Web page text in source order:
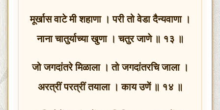
मूर्खास वाटे मी शहाणा । परी तो वेडा दैन्यवाणा ।
नाना चातुर्याच्या खुणा । चतुर जाणे ॥ १३ ॥
जो जगदांतरे मिळाला । तो जगदांतरचि जाला ।
अरत्रीं परत्रीं तयाला । काय उणें ॥ १४ ॥